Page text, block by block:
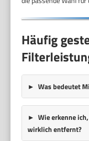
Häufig
Was bedeutet
Wie erkenne
wirklich entfernt?